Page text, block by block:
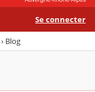
Se connecter
› Blog